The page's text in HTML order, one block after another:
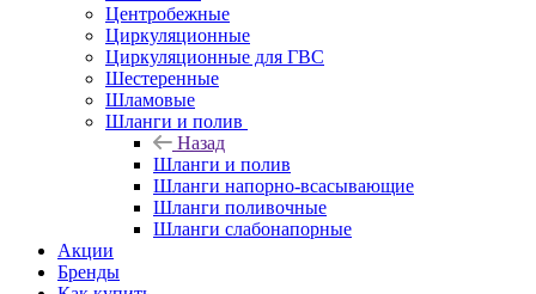
Центробежные
Циркуляционные
Циркуляционные для ГВС
Шестеренные
Шламовые
Шланги и полив
Назад
Шланги и полив
Шланги напорно-всасывающие
Шланги поливочные
Шланги слабонапорные
Акции
Бренды